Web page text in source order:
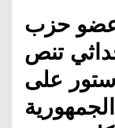
عضو حزب
تنص
على